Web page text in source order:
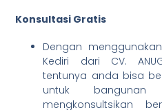
Konsultasi Gratis
Dengan
Kediri dari CV.
tentunya anda bisa
untuk
mengkonsultsikan